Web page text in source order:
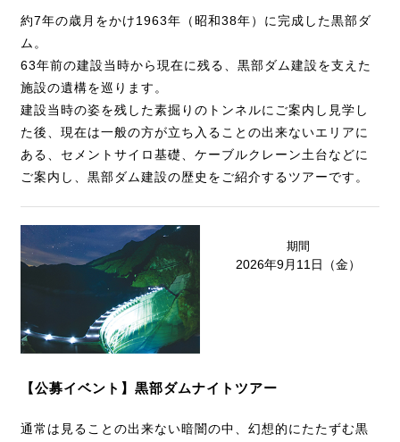
約7年の歳月をかけ1963年（昭和38年）に完成した黒部ダ
ム。
63年前の建設当時から現在に残る、黒部ダム建設を支えた
施設の遺構を巡ります。
建設当時の姿を残した素掘りのトンネルにご案内し見学し
た後、現在は一般の方が立ち入ることの出来ないエリアに
ある、セメントサイロ基礎、ケーブルクレーン土台などに
ご案内し、黒部ダム建設の歴史をご紹介するツアーです。
期間
2026年9月11日（金）
【公募イベント】黒部ダムナイトツアー
通常は見ることの出来ない暗闇の中、幻想的にたたずむ黒